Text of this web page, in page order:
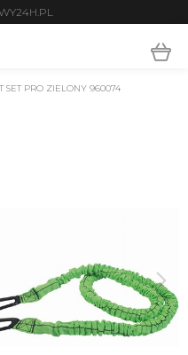
SET PRO ZIELONY 960074